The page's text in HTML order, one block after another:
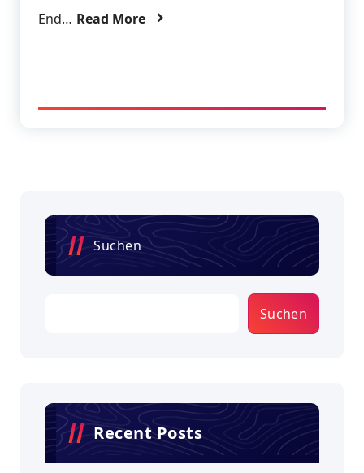
End… Read More
Suchen
Suchen
Recent Posts